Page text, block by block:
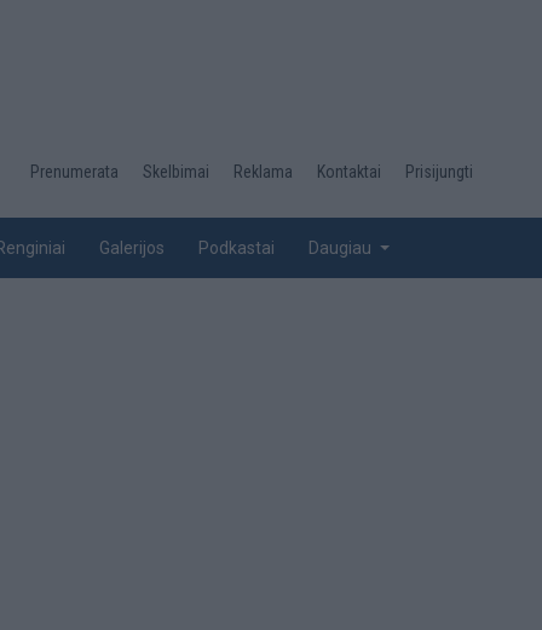
Desktop
top
Prenumerata Skelbimai Reklama Kontaktai Prisijungti
Galerijos Podkastai Daugiau